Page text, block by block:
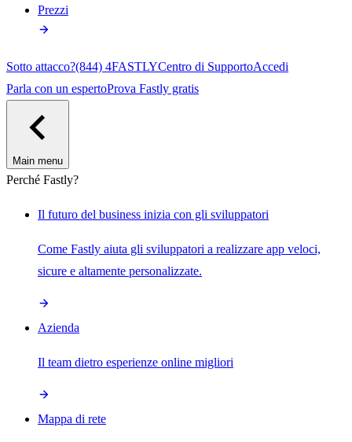
Prezzi
Sotto attacco?(844) 4FASTLYCentro di SupportoAccedi
Parla con un espertoProva Fastly gratis
Main menu
Perché Fastly?
Il futuro del business inizia con gli sviluppatori
Come Fastly aiuta gli sviluppatori a realizzare app veloci,
sicure e altamente personalizzate.
Azienda
Il team dietro esperienze online migliori
Mappa di rete